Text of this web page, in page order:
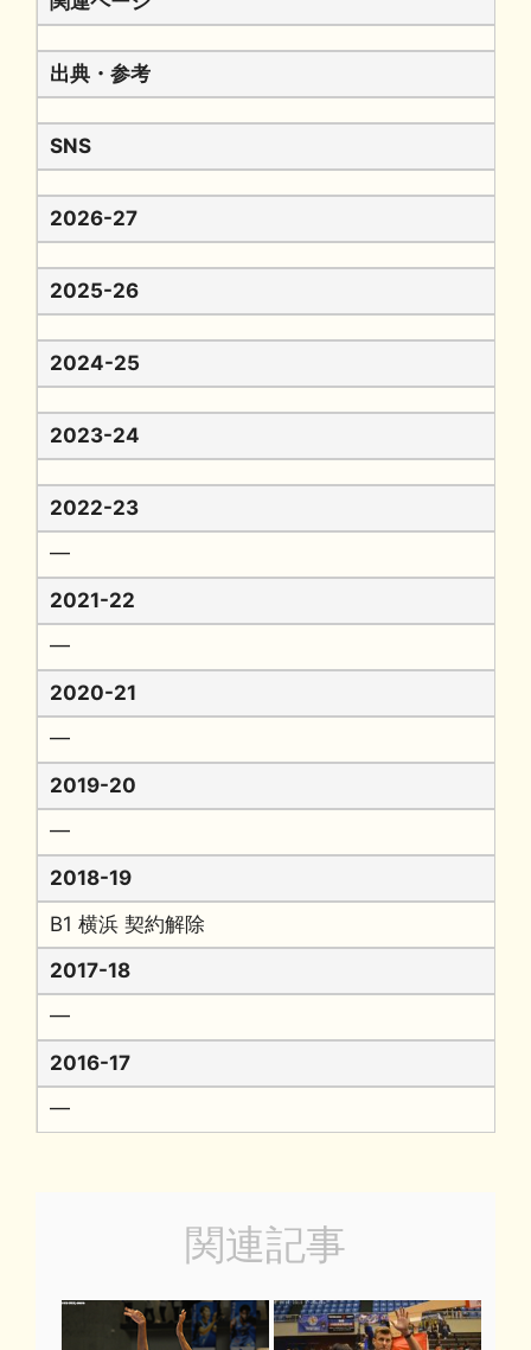
出典・参考
SNS
2026-27
2025-26
2024-25
2023-24
2022-23
━
2021-22
━
2020-21
━
2019-20
━
2018-19
B1 横浜 契約解除
2017-18
━
2016-17
━
関連記事